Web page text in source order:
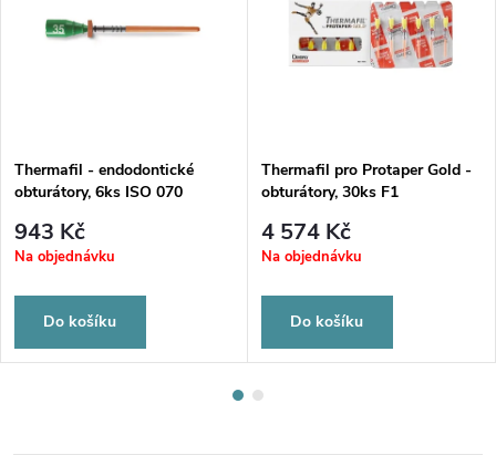
Thermafil - endodontické
obturátory, 6ks ISO 070
943 Kč
Na objednávku
Do košíku
Thermafil pro Protaper Gold -
obturátory, 30ks F1
4 574 Kč
Na objednávku
Do košíku